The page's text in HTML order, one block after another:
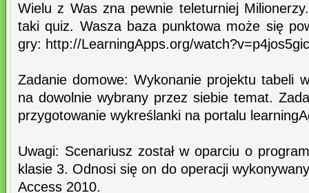
Wielu z Was zna pewnie teleturniej
taki quiz. Wasza baza punktowa może się
gry: http://LearningApps.org/
Zadanie domowe: Wykonanie projektu tabeli
na dowolnie wybrany przez siebie temat.
przygotowanie wykreślanki na portalu
Uwagi: Scenariusz został w oparciu o
klasie 3. Odnosi się on do operacji
Access 2010.